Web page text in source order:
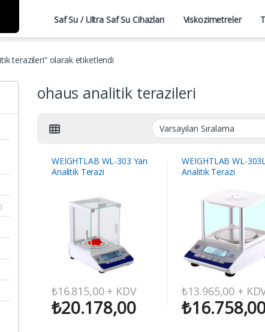
Saf Su / Ultra Saf Su Cihazları Viskozimetreler
terazileri” olarak etiketlendi
ohaus analitik terazileri
WEIGHTLAB WL-303 Yarı
Analitik Terazi
₺16.815,00+ KDV
₺20.178,00
WEIGHTLAB WL-
Analitik Terazi
₺13.965,00 +
₺